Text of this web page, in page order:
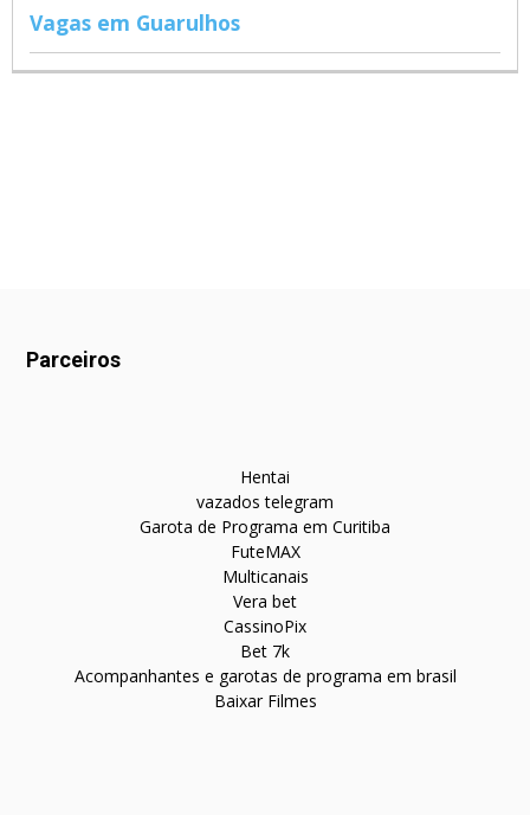
Vagas em Guarulhos
Parceiros
Hentai
vazados telegram
Garota de Programa em Curitiba
FuteMAX
Multicanais
Vera bet
CassinoPix
Bet 7k
Acompanhantes e garotas de programa em brasil
Baixar Filmes